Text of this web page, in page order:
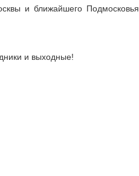
и ближайшего Подмосковья.
и выходные!